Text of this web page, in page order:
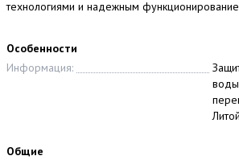
технологиями и надежным
Особенности
Информация:
Общие